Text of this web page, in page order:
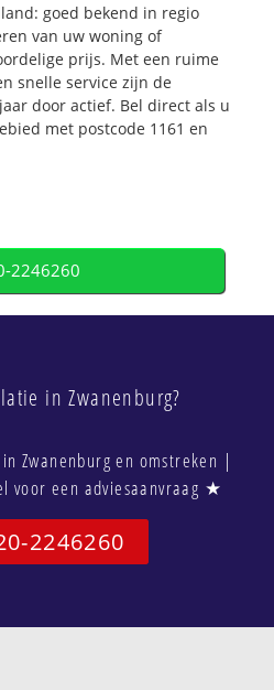
goed bekend in regio
van uw woning of
prijs. Met een ruime
snelle service zijn de
door actief. Bel direct als u
met postcode 1161 en
2246260
in Zwanenburg?
Zwanenburg en omstreken |
voor een adviesaanvraag ★
2246260